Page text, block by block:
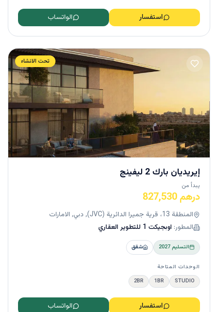
استفسار الواتساب
تحت الانشاء
إيريديان بارك 2 ليفينج
يبدأ من
درهم 827,530
المنطقة 13، قرية جميرا الدائرية (JVC), دبي, الامارات
المطور: اوبجيكت 1 للتطوير العقاري
التسليم2027 شقق
الوحدات المتاحة
STUDIO
1BR
2BR
استفسار الواتساب